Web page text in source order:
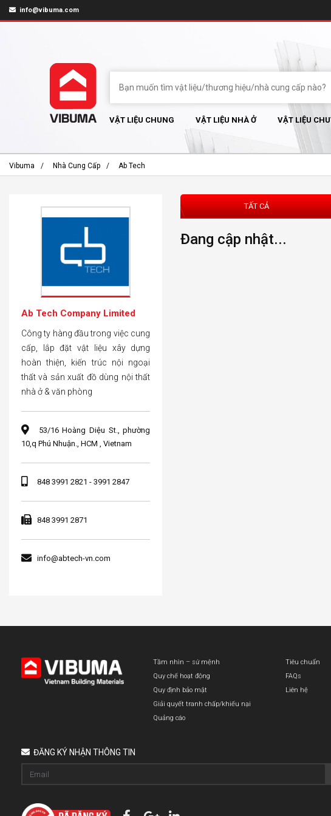
info@vibuma.com
VẬT LIỆU CHUNG VẬT LIỆU NHÀ Ở VẬT LIỆU
Vibuma Nhà Cung Cấp Ab Tech
TẤT CẢ
Đang cập nhật...
Ab Tech Company Limited
Công ty hàng đầu trong việc cung
cấp, lắp đặt vật liệu xây dựng
hoàn thiện, kiến trúc nội ngoại
thất và sản xuất đồ dùng nội thất
nhà ở & văn phòng
53/16 Hoàng Diệu St., phường
10,q Phú Nhuận., HCM , Vietnam
848 3991 2821 - 3991 2847
848 3991 2871
info@abtech-vn.com
Tầm nhìn – sứ mệnh
Quy chế hoạt động
Quy định bảo mật
Giải quyết tranh chấp/khiếu nại
Quảng cáo
Tiêu chuẩn
FAQs
Liên hệ
ĐĂNG KÝ NHẬN THÔNG TIN